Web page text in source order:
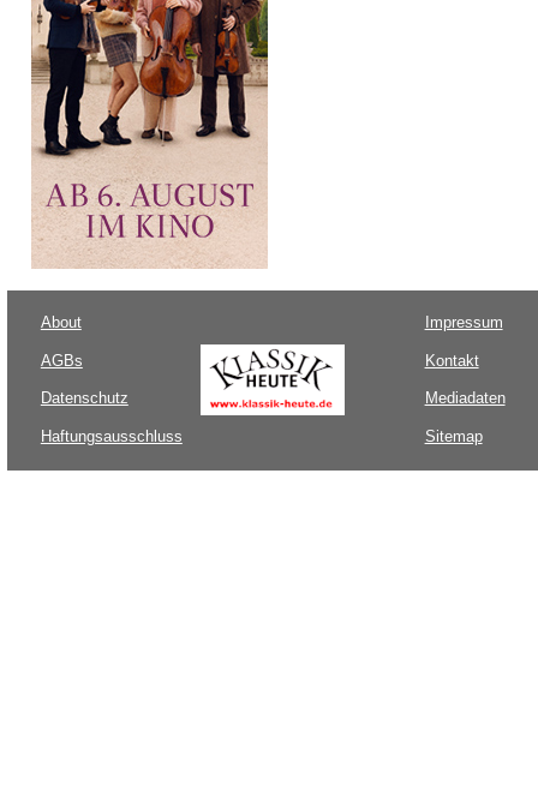
About
AGBs
Datenschutz
Haftungsausschluss
Impressum
Kontakt
Mediadaten
Sitemap